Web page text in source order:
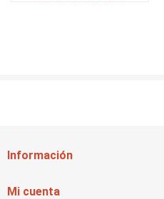
Información
Mi cuenta